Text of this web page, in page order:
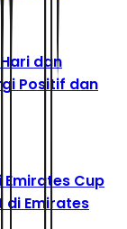
dan
Positif dan
Emirates Cup
di Emirates